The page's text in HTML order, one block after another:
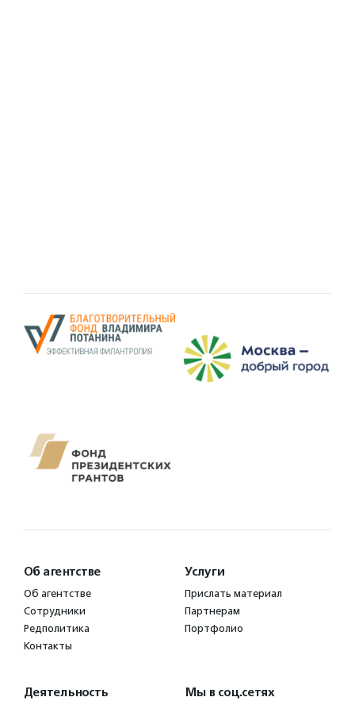
Об агентстве
Об агентстве
Сотрудники
Редполитика
Контакты
Услуги
Прислать материал
Партнерам
Портфолио
Деятельность Мы в соц.сетях